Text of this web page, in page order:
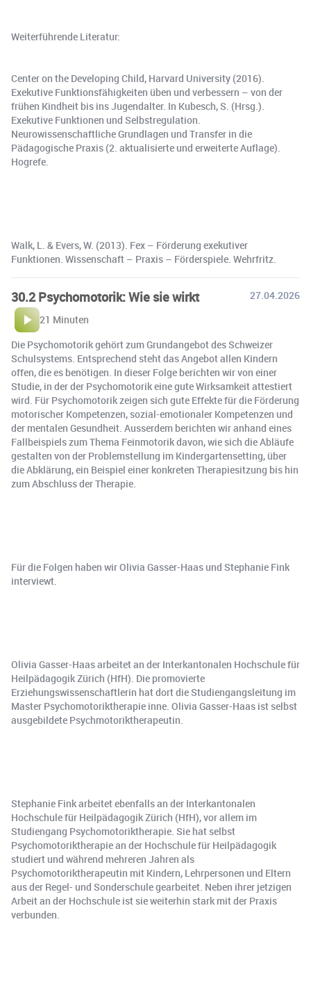
Weiterführende Literatur:
Center on the Developing Child, Harvard University (2016).
Exekutive Funktionsfähigkeiten üben und verbessern – von der
frühen Kindheit bis ins Jugendalter. In Kubesch, S. (Hrsg.).
Exekutive Funktionen und Selbstregulation.
Neurowissenschaftliche Grundlagen und Transfer in die
Pädagogische Praxis (2. aktualisierte und erweiterte Auflage).
Hogrefe.
Walk, L. & Evers, W. (2013). Fex – Förderung exekutiver
Funktionen. Wissenschaft – Praxis – Förderspiele. Wehrfritz.
30.2 Psychomotorik: Wie sie wirkt
27.04.2026
21 Minuten
Die Psychomotorik gehört zum Grundangebot des Schweizer
Schulsystems. Entsprechend steht das Angebot allen Kindern
offen, die es benötigen. In dieser Folge berichten wir von einer
Studie, in der der Psychomotorik eine gute Wirksamkeit attestiert
wird. Für Psychomotorik zeigen sich gute Effekte für die Förderung
motorischer Kompetenzen, sozial-emotionaler Kompetenzen und
der mentalen Gesundheit. Ausserdem berichten wir anhand eines
Fallbeispiels zum Thema Feinmotorik davon, wie sich die Abläufe
gestalten von der Problemstellung im Kindergartensetting, über
die Abklärung, ein Beispiel einer konkreten Therapiesitzung bis hin
zum Abschluss der Therapie.
Für die Folgen haben wir Olivia Gasser-Haas und Stephanie Fink
interviewt.
Olivia Gasser-Haas arbeitet an der Interkantonalen Hochschule für
Heilpädagogik Zürich (HfH). Die promovierte
Erziehungswissenschaftlerin hat dort die Studiengangsleitung im
Master Psychomotoriktherapie inne. Olivia Gasser-Haas ist selbst
ausgebildete Psychmotoriktherapeutin.
Stephanie Fink arbeitet ebenfalls an der Interkantonalen
Hochschule für Heilpädagogik Zürich (HfH), vor allem im
Studiengang Psychomotoriktherapie. Sie hat selbst
Psychomotoriktherapie an der Hochschule für Heilpädagogik
studiert und während mehreren Jahren als
Psychomotoriktherapeutin mit Kindern, Lehrpersonen und Eltern
aus der Regel- und Sonderschule gearbeitet. Neben ihrer jetzigen
Arbeit an der Hochschule ist sie weiterhin stark mit der Praxis
verbunden.